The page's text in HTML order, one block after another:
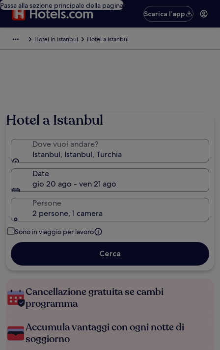
Passa alla sezione principale della pagina
Scarica l’app
Hotel in Istanbul Hotel a Istanbul
Hotel a Istanbul
Dove vuoi andare?
Istanbul, Istanbul, Turchia
Date
gio 20 ago - ven 21 ago
Persone
2 persone, 1 camera
Sono in viaggio per lavoro
Cerca
Cancellazione gratuita se cambi
programma
Accumula vantaggi con ogni notte di
soggiorno